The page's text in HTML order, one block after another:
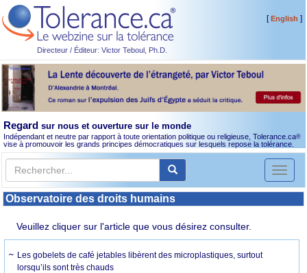
Directeur / Éditeur: Victor Teboul, Ph.D.
[English ]
Regard sur nous et ouverture sur le monde
Indépendant et neutre par rapport à toute orientation politique ou religieuse, Tolerance.ca®
vise à promouvoir les grands principes démocratiques sur lesquels repose la tolérance.
Toggle
Observatoire des droits humains
Veuillez cliquer sur l'article que vous désirez consulter.
Les gobelets de café jetables libèrent des microplastiques, surtout
lorsqu’ils sont très chauds